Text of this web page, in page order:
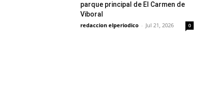
parque principal de El Carmen de
Viboral
redaccion elperiodico - Jul 21, 2026 0